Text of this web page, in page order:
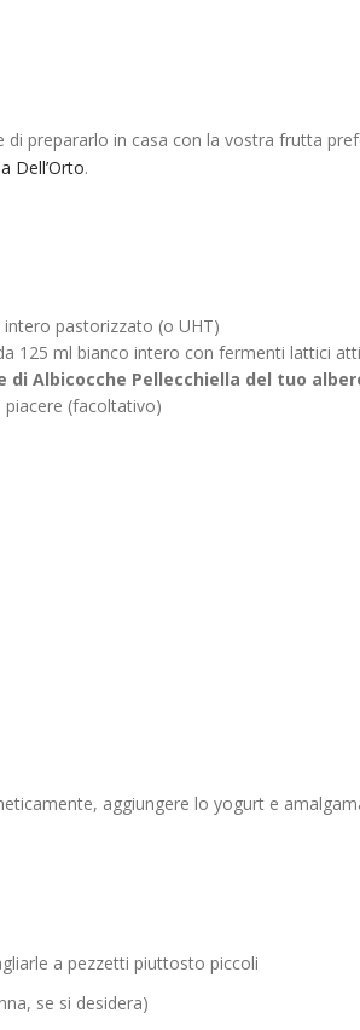
prepararlo in casa con la vostra frutta
Dell’Orto.
pastorizzato (o UHT)
125 ml bianco intero con fermenti lattici
di Albicocche Pellecchiella del tuo
piacere (facoltativo)
aggiungere lo yogurt e
a pezzetti piuttosto piccoli
se si desidera)